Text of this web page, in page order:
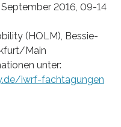
September 2016, 09-14
(HOLM), Bessie-
Main
unter:
iwrf-fachtagungen